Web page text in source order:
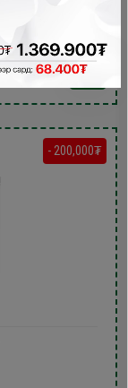
- 200,000₮